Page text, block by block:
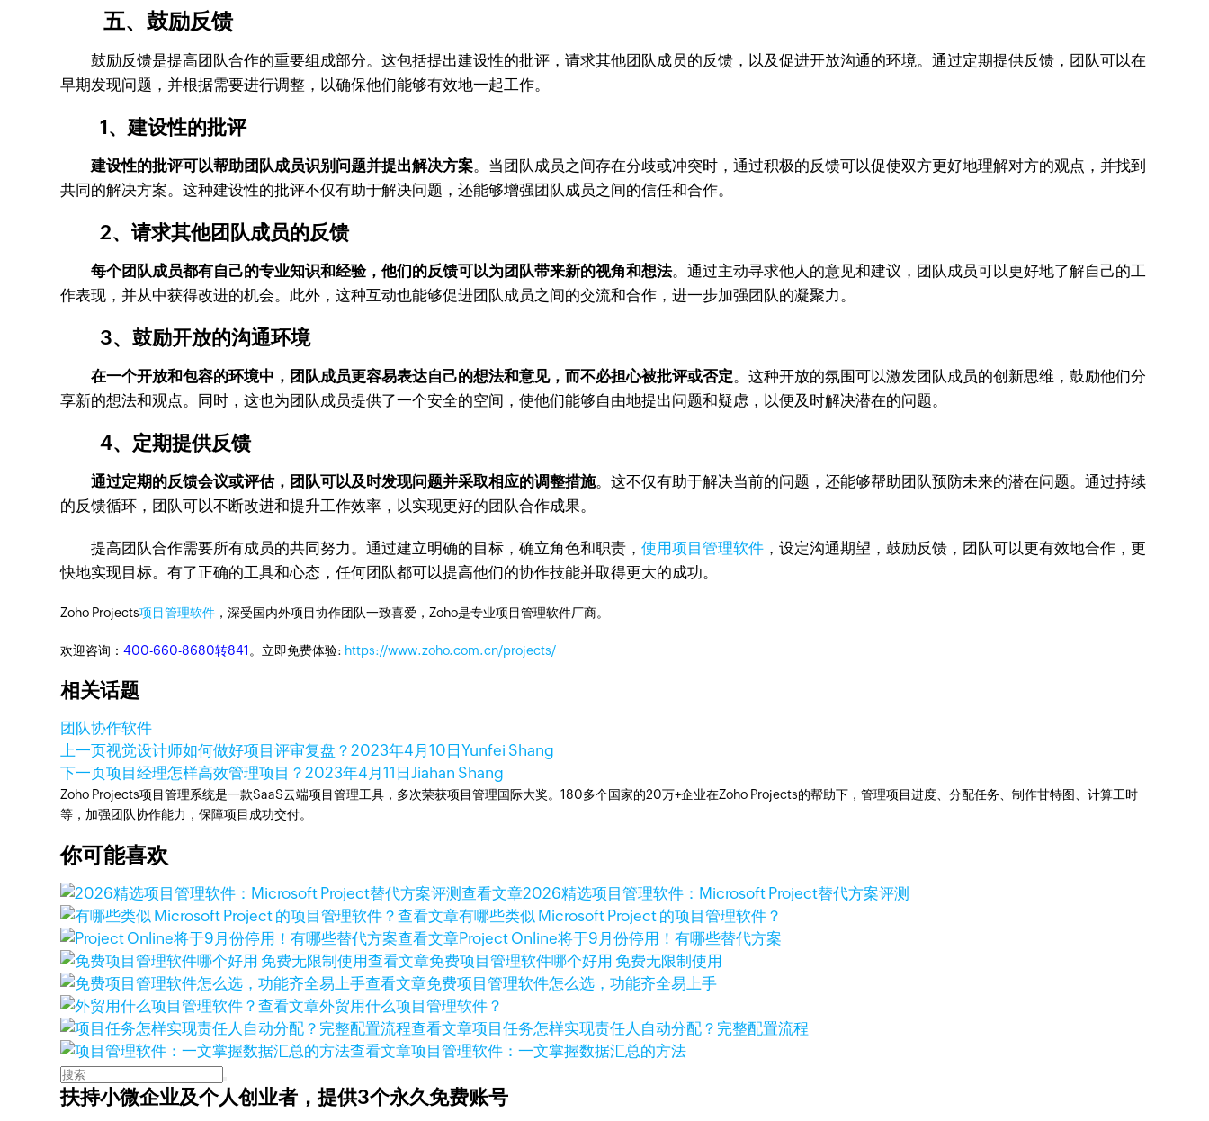
五、鼓励反馈
鼓励反馈是提高团队合作的重要组成部分。这包括提出建设性的批评，请求其他团队成员的反馈，以及促进开放沟通的环境。通过定期提供反馈，团队可以在
早期发现问题，并根据需要进行调整，以确保他们能够有效地一起工作。
1、建设性的批评
建设性的批评可以帮助团队成员识别问题并提出解决方案。当团队成员之间存在分歧或冲突时，通过积极的反馈可以促使双方更好地理解对方的观点，并找到
共同的解决方案。这种建设性的批评不仅有助于解决问题，还能够增强团队成员之间的信任和合作。
2、请求其他团队成员的反馈
每个团队成员都有自己的专业知识和经验，他们的反馈可以为团队带来新的视角和想法。通过主动寻求他人的意见和建议，团队成员可以更好地了解自己的工
作表现，并从中获得改进的机会。此外，这种互动也能够促进团队成员之间的交流和合作，进一步加强团队的凝聚力。
3、鼓励开放的沟通环境
在一个开放和包容的环境中，团队成员更容易表达自己的想法和意见，而不必担心被批评或否定。这种开放的氛围可以激发团队成员的创新思维，鼓励他们分
享新的想法和观点。同时，这也为团队成员提供了一个安全的空间，使他们能够自由地提出问题和疑虑，以便及时解决潜在的问题。
4、定期提供反馈
通过定期的反馈会议或评估，团队可以及时发现问题并采取相应的调整措施。这不仅有助于解决当前的问题，还能够帮助团队预防未来的潜在问题。通过持续
的反馈循环，团队可以不断改进和提升工作效率，以实现更好的团队合作成果。
提高团队合作需要所有成员的共同努力。通过建立明确的目标，确立角色和职责，使用项目管理软件 ，设定沟通期望，鼓励反馈，团队可以更有效地合作，更
快地实现目标。有了正确的工具和心态，任何团队都可以提高他们的协作技能并取得更大的成功。
Zoho Projects项目管理软件 ，深受国内外项目协作团队一致喜爱，Zoho是专业项目管理软件厂商。
欢迎咨询：400-660-8680转841 。立即免费体验: https://www.zoho.com.cn/projects/
相关话题
团队协作软件
上一页视觉设计师如何做好项目评审复盘？2023年4月10日Yunfei Shang
下一页项目经理怎样高效管理项目？2023年4月11日Jiahan Shang
Zoho Projects项目管理系统是一款SaaS云端项目管理工具，多次荣获项目管理国际大奖。180多个国家的20万+企业在Zoho Projects的帮助下，管理项目进度、分配任务、制作甘特图、计算工时
等，加强团队协作能力，保障项目成功交付。
你可能喜欢
查看文章2026精选项目管理软件：Microsoft Project替代方案评测
查看文章有哪些类似 Microsoft Project 的项目管理软件？
查看文章Project Online将于9月份停用！有哪些替代方案
查看文章免费项目管理软件哪个好用 免费无限制使用
查看文章免费项目管理软件怎么选，功能齐全易上手
查看文章外贸用什么项目管理软件？
查看文章项目任务怎样实现责任人自动分配？完整配置流程
查看文章项目管理软件：一文掌握数据汇总的方法
扶持小微企业及个人创业者，提供3个永久免费账号